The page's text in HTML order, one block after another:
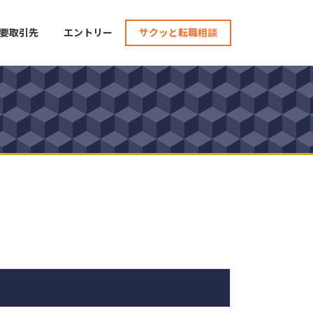
取引先 エントリー サクッと転職相談